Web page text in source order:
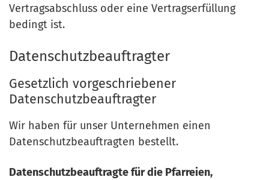
Vertragsabschluss oder eine Vertragserfüllung
bedingt ist.
Datenschutzbeauftragter
Gesetzlich vorgeschriebener
Datenschutzbeauftragter
Wir haben für unser Unternehmen einen
Datenschutzbeauftragten bestellt.
Datenschutzbeauftragte für die Pfarreien,